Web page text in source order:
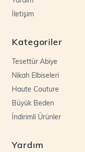
İletişim
Kategoriler
Tesettür Abiye
Nikah Elbiseleri
Haute Couture
Büyük Beden
İndirimli Ürünler
Yardım